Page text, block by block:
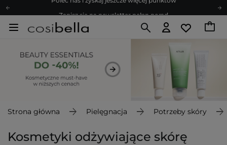
Bezpłatne konsultacje kosmetologiczne
Poleć nas i zyskaj jeszcze więcej punktów
Zapisz się na newsletter pełen porad
Strona główna Pielęgnacja Potrzeby skóry
Kosmetyki odżywiające skórę